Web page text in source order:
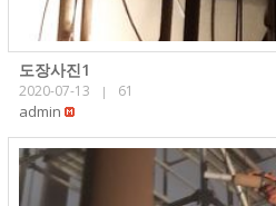
도장사진1
2020-07-13 | 61
admin